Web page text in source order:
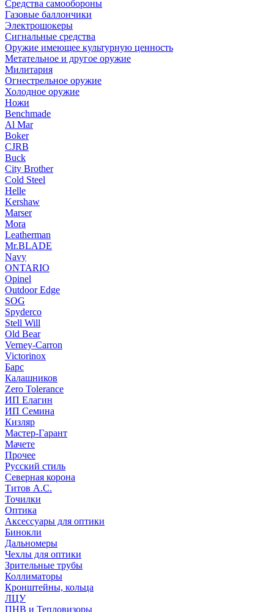
Средства самообороны
Газовые баллончики
Электрошокеры
Сигнальные средства
Оружие имеющее культурную ценность
Метательное и другое оружие
Милитария
Огнестрельное оружие
Холодное оружие
Ножи
Benchmade
Al Mar
Boker
CJRB
Buck
City Brother
Cold Steel
Helle
Kershaw
Marser
Mora
Leatherman
Mr.BLADE
Navy
ONTARIO
Opinel
Outdoor Edge
SOG
Spyderco
Stell Will
Old Bear
Verney-Carron
Victorinox
Барс
Калашников
Zero Tolerance
ИП Елагин
ИП Семина
Кизляр
Мастер-Гарант
Мачете
Прочее
Русский стиль
Северная корона
Титов А.С.
Точилки
Оптика
Аксессуары для оптики
Бинокли
Дальномеры
Чехлы для оптики
Зрительные трубы
Коллиматоры
Кронштейны, кольца
ЛЦУ
ПНВ и Тепловизоры